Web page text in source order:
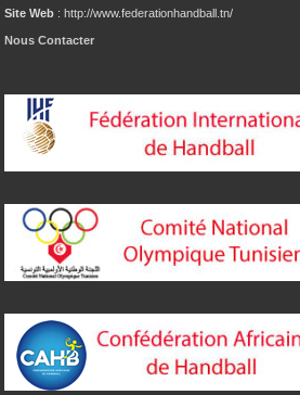
Site Web : http://www.federationhandball.tn/
Nous Contacter